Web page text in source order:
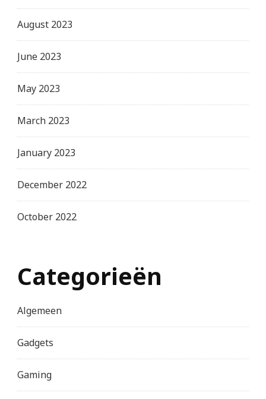
August 2023
June 2023
May 2023
March 2023
January 2023
December 2022
October 2022
Categorieën
Algemeen
Gadgets
Gaming